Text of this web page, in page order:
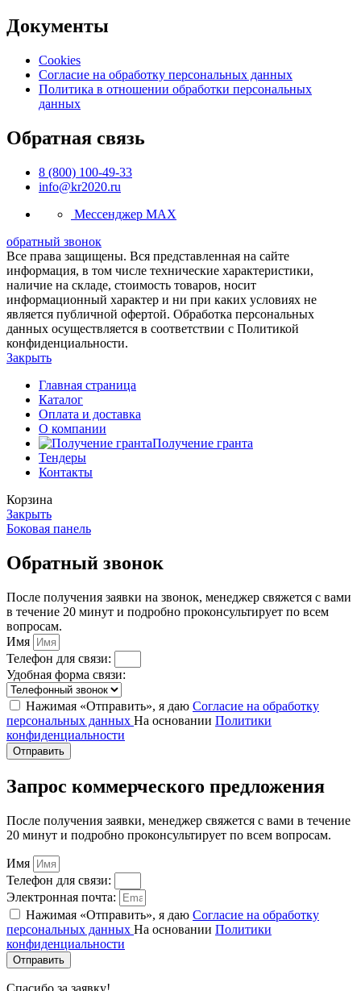
Документы
Cookies
Согласие на обработку персональных данных
Политика в отношении обработки персональных
данных
Обратная связь
8 (800) 100-49-33
info@kr2020.ru
Мессенджер MAX
обратный звонок
Все права защищены. Вся представленная на сайте
информация, в том числе технические характеристики,
наличие на складе, стоимость товаров, носит
информационный характер и ни при каких условиях не
является публичной офертой. Обработка персональных
данных осуществляется в соответствии с Политикой
конфиденциальности.
Закрыть
Главная страница
Каталог
Оплата и доставка
О компании
Получение гранта
Тендеры
Контакты
Корзина
Закрыть
Боковая панель
Обратный звонок
После получения заявки на звонок, менеджер свяжется с вами
в течение 20 минут и подробно проконсультирует по всем
вопросам.
Имя
Телефон для связи:
Удобная форма связи:
Нажимая «Отправить», я даю Согласие на обработку
персональных данных На основании Политики
конфиденциальности
Отправить
Запрос коммерческого предложения
После получения заявки, менеджер свяжется с вами в течение
20 минут и подробно проконсультирует по всем вопросам.
Имя
Телефон для связи:
Электронная почта:
Нажимая «Отправить», я даю Согласие на обработку
персональных данных На основании Политики
конфиденциальности
Отправить
Спасибо за заявку!